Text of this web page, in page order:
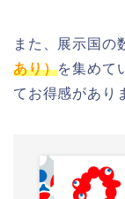
また、展示国の
あり）を集めて
てお得感があり